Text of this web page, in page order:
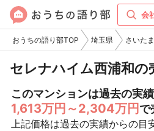
会
おうちの語り部TOP 埼玉県 さいた
セレナハイム西浦和の
このマンションは過去の実
1,613万円～2,304万円で
上記価格は過去の実績からの目